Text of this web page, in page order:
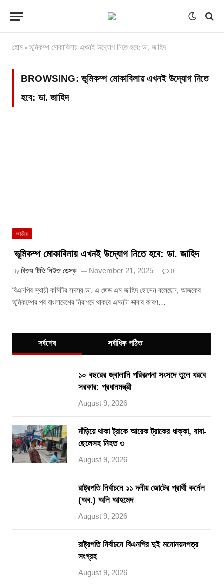
হোম » ভূমিকম্প মোকাবিলায় এখনই উদ্যোগ নিতে হবে: ডা. জাহিদ
BROWSING: ভূমিকম্প মোকাবিলায় এখনই উদ্যোগ নিতে
হবে: ডা. জাহিদ
জাতীয়
ভূমিকম্প মোকাবিলায় এখনই উদ্যোগ নিতে হবে: ডা. জাহিদ
By বিজয় টিভি নিউজ ডেস্ক November 21, 2025 0
বিএনপির স্থায়ী কমিটির সদস্য ডা. এ জেড এম জাহিদ হোসেন বলেছেন, আজকের
ভূমিকম্পের পর বাংলাদেশের নিরাপদে থাকবে এমনটা ভাবার কারণ…
সর্বশেষ সর্বাধিক পঠিত
১০ বছরের জ্বালানি পরিকল্পনা সংসদে তুলে ধরবে
সরকার: প্রধানমন্ত্রী
August 9, 2026
দাঁড়িয়ে থাকা ট্রাকে আরেক ট্রাকের ধাক্কা, বাবা-
ছেলেসহ নিহত ৩
August 9, 2026
রাষ্ট্রপতি নির্বাচনে ১১ দলীয় জোটের প্রার্থী কর্নেল
(অব.) অলি আহমেদ
August 9, 2026
রাষ্ট্রপতি নির্বাচনে বিএনপির দুই মনোনয়নপত্র
সংগ্রহ
August 9, 2026